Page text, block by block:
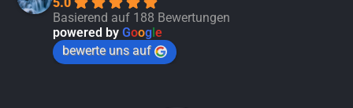
Basierend auf 188 Bewertungen
powered by Goog e
bewerte uns auf